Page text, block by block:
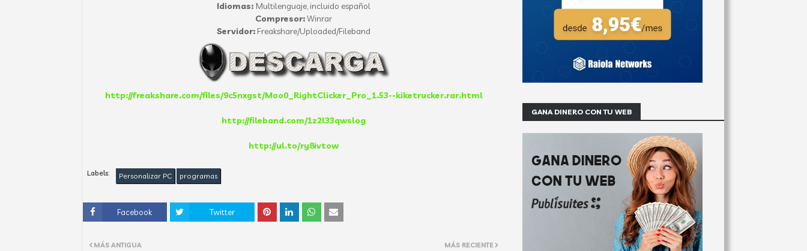
Idiomas: Multilenguaje, incluido español
Compresor:Winrar
Servidor: Freakshare/Uploaded/Fileband
http://freakshare.com/files/9c5nxgst/Moo0_RightClicker_Pro_1.53--kiketrucker.rar.html
http://fileband.com/1z2l33qwslog
http://ul.to/ry8ivtow
Labels: Personalizar PC programas
Facebook Twitter
MÁS RECIENTE
MÁS ANTIGUA
GANA DINERO CON TU WEB